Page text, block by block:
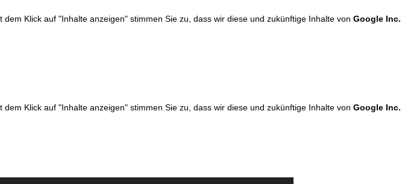
dem Klick auf "Inhalte anzeigen" stimmen Sie zu, dass wir diese und zukünftige Inhalte von Google Inc.
dem Klick auf "Inhalte anzeigen" stimmen Sie zu, dass wir diese und zukünftige Inhalte von Google Inc.